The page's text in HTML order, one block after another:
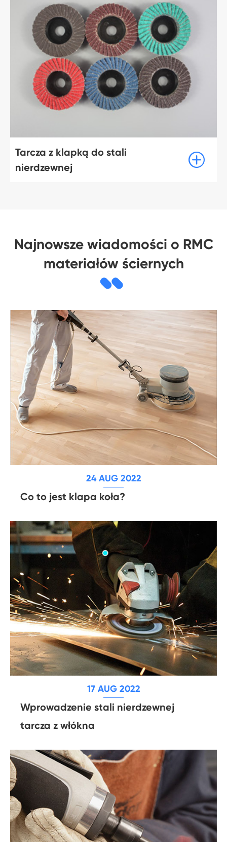
Tarcza z klapką do stali
nierdzewnej

Najnowsze wiadomości o RMC
materiałów ściernych
24 AUG 2022
Co to jest klapa koła?
17 AUG 2022
Wprowadzenie stali nierdzewnej
tarcza z włókna